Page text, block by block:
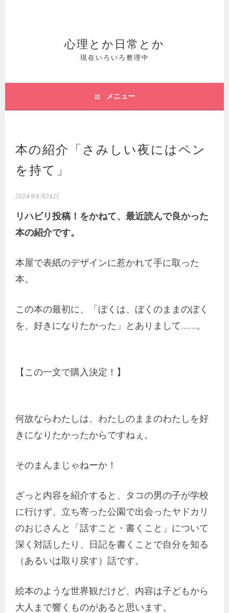
心理とか日常とか
現在いろいろ整理中
メニュー
本の紹介「さみしい夜にはペン
を持て」
2024年4月24日
リハビリ投稿！をかねて、最近読んで良かった
本の紹介です。
本屋で表紙のデザインに惹かれて手に取った
本。
この本の最初に、「ぼくは、ぼくのままのぼく
を、好きになりたかった」とありまして……。
【この一文で購入決定！】
何故ならわたしは、わたしのままのわたしを好
きになりたかったからですねぇ。
そのまんまじゃねーか！
ざっと内容を紹介すると、タコの男の子が学校
に行けず、立ち寄った公園で出会ったヤドカリ
のおじさんと「話すこと・書くこと」について
深く対話したり、日記を書くことで自分を知る
（あるいは取り戻す）話です。
絵本のような世界観だけど、内容は子どもから
大人まで響くものがあると思います。